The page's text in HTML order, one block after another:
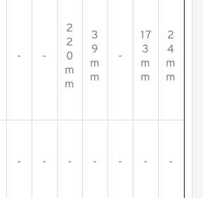
- -
2
2
0
m
m
3
9
m
m
-
17
3
m
m
2
4
m
m
- - - - - - -